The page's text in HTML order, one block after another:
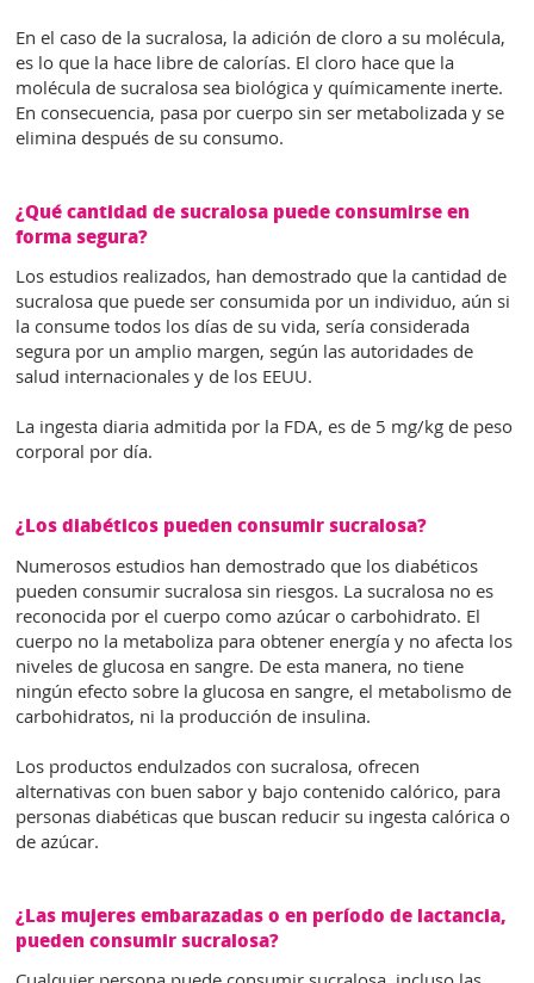
En el caso de la sucralosa, la adición de cloro a su molécula,
es lo que la hace libre de calorías. El cloro hace que la
molécula de sucralosa sea biológica y químicamente inerte.
En consecuencia, pasa por cuerpo sin ser metabolizada y se
elimina después de su consumo.
¿Qué cantidad de sucralosa puede consumirse en
forma segura?
Los estudios realizados, han demostrado que la cantidad de
sucralosa que puede ser consumida por un individuo, aún si
la consume todos los días de su vida, sería considerada
segura por un amplio margen, según las autoridades de
salud internacionales y de los EEUU.
La ingesta diaria admitida por la FDA, es de 5 mg/kg de peso
corporal por día.
¿Los diabéticos pueden consumir sucralosa?
Numerosos estudios han demostrado que los diabéticos
pueden consumir sucralosa sin riesgos. La sucralosa no es
reconocida por el cuerpo como azúcar o carbohidrato. El
cuerpo no la metaboliza para obtener energía y no afecta los
niveles de glucosa en sangre. De esta manera, no tiene
ningún efecto sobre la glucosa en sangre, el metabolismo de
carbohidratos, ni la producción de insulina.
Los productos endulzados con sucralosa, ofrecen
alternativas con buen sabor y bajo contenido calórico, para
personas diabéticas que buscan reducir su ingesta calórica o
de azúcar.
¿Las mujeres embarazadas o en período de lactancia,
pueden consumir sucralosa?